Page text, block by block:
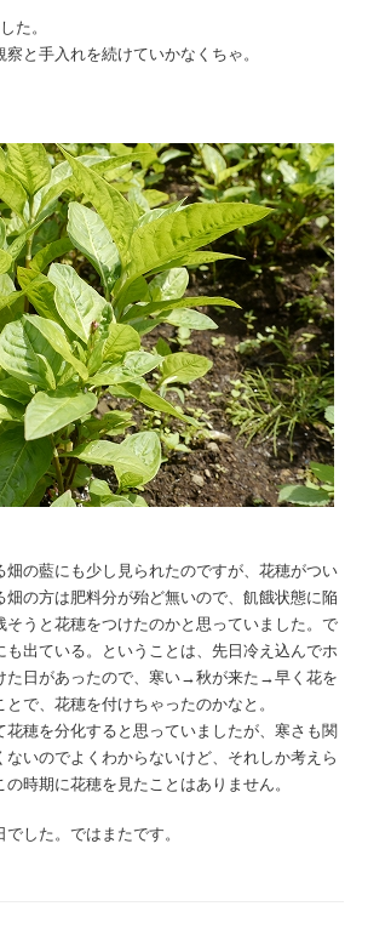
た。
と手入れを続けていかなくちゃ。
畑の藍にも少し見られたのですが、花穂がつい
畑の方は肥料分が殆ど無いので、飢餓状態に陥
そうと花穂をつけたのかと思っていました。で
も出ている。ということは、先日冷え込んでホ
た日があったので、寒い→秋が来た→早く花を
で、花穂を付けちゃったのかなと。
花穂を分化すると思っていましたが、寒さも関
ないのでよくわからないけど、それしか考えら
時期に花穂を見たことはありません。
した。ではまたです。